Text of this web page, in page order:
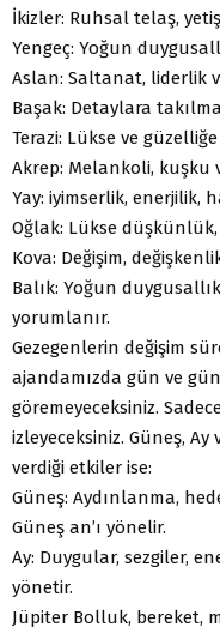
İkizler: Ruhsal telaş,
Yengeç: Yoğun
Aslan: Saltanat, liderlik
Başak: Detaylara
Terazi: Lükse ve
Akrep: Melankoli, kuşku
Yay: iyimserlik, enerjilik,
Oğlak: Lükse
Kova: Değişim,
Balık: Yoğun
yorumlanır.
Gezegenlerin değişim
ajandamızda gün ve
göremeyeceksiniz.
izleyeceksiniz. Güneş,
verdiği etkiler ise:
Güneş: Aydınlanma,
Güneş an’ı yönelir.
Ay: Duygular, sezgiler,
yönetir.
Jüpiter Bolluk, bereket,